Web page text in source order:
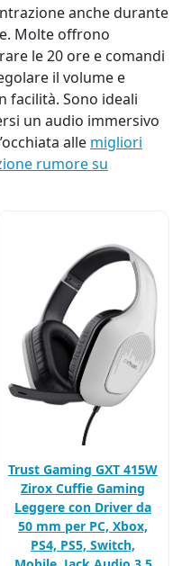
anche durante
Molte offrono
le 20 ore e comandi
il volume e
facilità. Sono ideali
un audio immersivo
alle migliori
rumore su
Trust Gaming GXT 415W
Zirox Cuffie Gaming
Leggere con Driver da
50 mm per PC, Xbox,
PS4, PS5, Switch,